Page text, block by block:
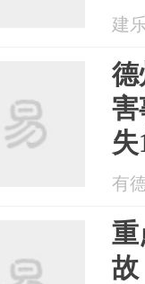
建
德
害
有
重
故